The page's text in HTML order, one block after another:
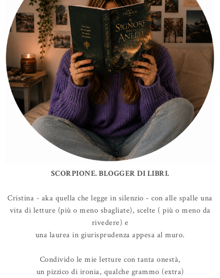
SCORPIONE. BLOGGER DI LIBRI.
Cristina - aka quella che legge in silenzio - con alle spalle una
vita di letture (più o meno sbagliate), scelte ( più o meno da
rivedere) e
una laurea in giurisprudenza appesa al muro.
Condivido le mie letture con tanta onestà,
un pizzico di ironia, qualche grammo (extra)